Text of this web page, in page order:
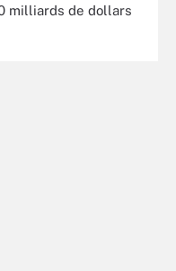
milliards de dollars